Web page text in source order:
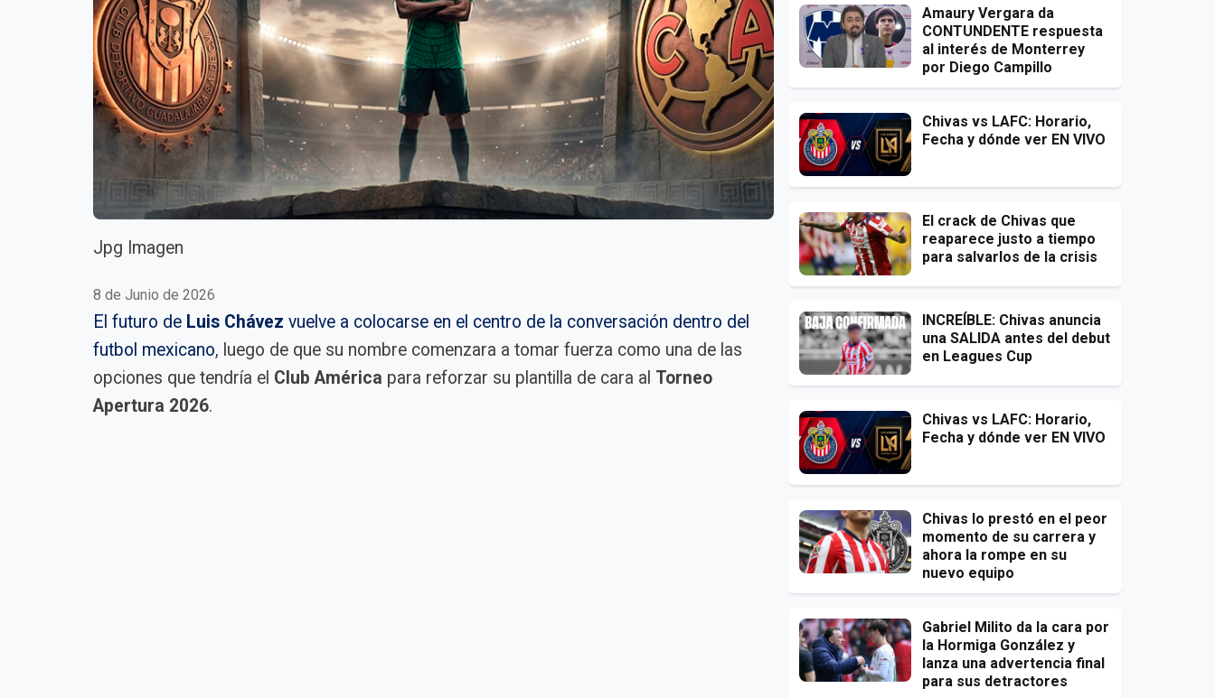
Jpg Imagen
8 de Junio de 2026
El futuro de Luis Chávez vuelve a colocarse en el centro de la conversación dentro del
futbol mexicano, luego de que su nombre comenzara a tomar fuerza como una de las
opciones que tendría el Club América para reforzar su plantilla de cara al Torneo
Apertura 2026.
Amaury Vergara da
CONTUNDENTE respuesta
al interés de Monterrey
por Diego Campillo
Chivas vs LAFC: Horario,
Fecha y dónde ver EN VIVO
El crack de Chivas que
reaparece justo a tiempo
para salvarlos de la crisis
INCREÍBLE: Chivas anuncia
una SALIDA antes del debut
en Leagues Cup
Chivas vs LAFC: Horario,
Fecha y dónde ver EN VIVO
Chivas lo prestó en el peor
momento de su carrera y
ahora la rompe en su
nuevo equipo
Gabriel Milito da la cara por
la Hormiga González y
lanza una advertencia final
para sus detractores